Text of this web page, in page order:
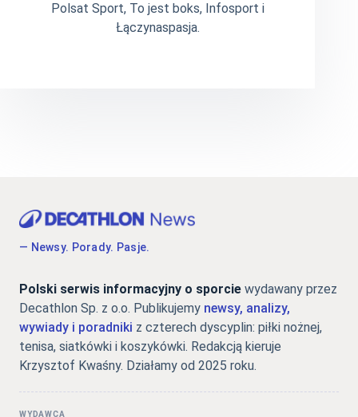
Polsat Sport, To jest boks, Infosport i
Łączynaspasja.
— Newsy. Porady. Pasje.
Polski serwis informacyjny o sporcie wydawany przez
Decathlon Sp. z o.o. Publikujemy newsy, analizy,
wywiady i poradniki z czterech dyscyplin: piłki nożnej,
tenisa, siatkówki i koszykówki. Redakcją kieruje
Krzysztof Kwaśny. Działamy od 2025 roku.
WYDAWCA